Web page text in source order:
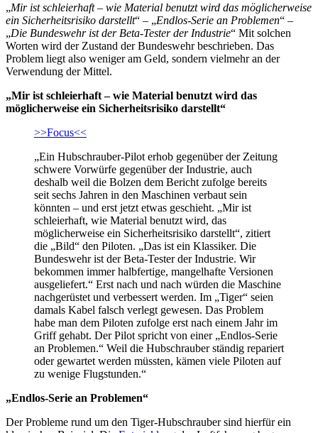
„Mir ist schleierhaft – wie Material benutzt wird das möglicherweise
ein Sicherheitsrisiko darstellt“ – „Endlos-Serie an Problemen“ –
„Die Bundeswehr ist der Beta-Tester der Industrie“ Mit solchen
Worten wird der Zustand der Bundeswehr beschrieben. Das
Problem liegt also weniger am Geld, sondern vielmehr an der
Verwendung der Mittel.
„Mir ist schleierhaft – wie Material benutzt wird das
möglicherweise ein Sicherheitsrisiko darstellt“
>>Focus<<
„Ein Hubschrauber-Pilot erhob gegenüber der Zeitung
schwere Vorwürfe gegenüber der Industrie, auch
deshalb weil die Bolzen dem Bericht zufolge bereits
seit sechs Jahren in den Maschinen verbaut sein
könnten – und erst jetzt etwas geschieht. „Mir ist
schleierhaft, wie Material benutzt wird, das
möglicherweise ein Sicherheitsrisiko darstellt“, zitiert
die „Bild“ den Piloten. „Das ist ein Klassiker. Die
Bundeswehr ist der Beta-Tester der Industrie. Wir
bekommen immer halbfertige, mangelhafte Versionen
ausgeliefert.“ Erst nach und nach würden die Maschine
nachgerüstet und verbessert werden. Im „Tiger“ seien
damals Kabel falsch verlegt gewesen. Das Problem
habe man dem Piloten zufolge erst nach einem Jahr im
Griff gehabt. Der Pilot spricht von einer „Endlos-Serie
an Problemen.“ Weil die Hubschrauber ständig repariert
oder gewartet werden müssten, kämen viele Piloten auf
zu wenige Flugstunden.“
„Endlos-Serie an Problemen“
Der Probleme rund um den Tiger-Hubschrauber sind hierfür ein